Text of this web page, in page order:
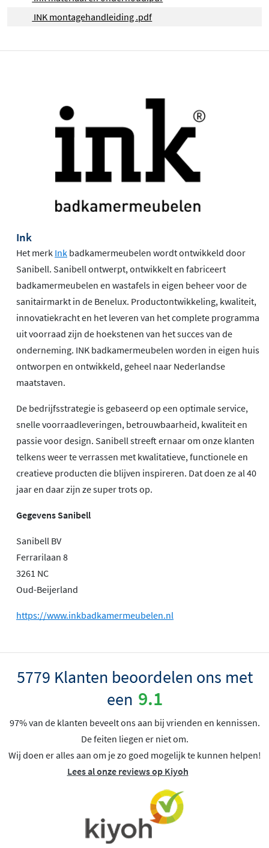
INK montagehandleiding .pdf
Ink
Het merk Ink badkamermeubelen wordt ontwikkeld door
Sanibell. Sanibell ontwerpt, ontwikkelt en fabriceert
badkamermeubelen en wastafels in eigen beheer voor de
sanitairmarkt in de Benelux. Productontwikkeling, kwaliteit,
innovatiekracht en het leveren van het complete programma
uit voorraad zijn de hoekstenen van het succes van de
onderneming. INK badkamermeubelen worden in eigen huis
ontworpen en ontwikkeld, geheel naar Nederlandse
maatstaven.
De bedrijfsstrategie is gebaseerd op een optimale service,
snelle voorraadleveringen, betrouwbaarheid, kwaliteit en
passie voor design. Sanibell streeft ernaar om onze klanten
telkens weer te verrassen met kwalitatieve, functionele en
creatieve producten die blijven inspireren. Dat doen ze al 40
jaar en daar zijn ze super trots op.
Gegevens Sanibell
Sanibell BV
Ferrarilaan 8
3261 NC
Oud-Beijerland
https://www.inkbadkamermeubelen.nl
5779 Klanten beoordelen ons met
een 9.1
97% van de klanten beveelt ons aan bij vrienden en kennissen.
De feiten liegen er niet om.
Wij doen er alles aan om je zo goed mogelijk te kunnen helpen!
Lees al onze reviews op Kiyoh